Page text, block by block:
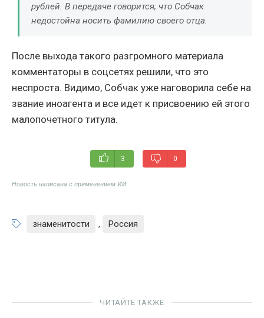
рублей. В передаче говорится, что Собчак
недостойна носить фамилию своего отца.
После выхода такого разгромного материала
комментаторы в соцсетях решили, что это
неспроста. Видимо, Собчак уже наговорила себе на
звание иноагента и все идет к присвоению ей этого
малопочетного титула.
3 0
Новость написана с применением ИИ
знаменитости , Россия
ЧИТАЙТЕ ТАКЖЕ